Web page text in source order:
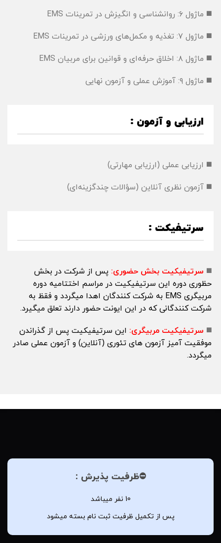
◼️ ماژول ۶: روانشناسی و انگیزش در تمرینات EMS
◼️ ماژول ۷: تغذیه و مکمل‌های ورزشی در تمرینات EMS
◼️ ماژول ۸: اخلاق حرفه‌ای و قوانین برای مربیان EMS
◼️ ماژول ۹: آموزش عملی و آزمون نهایی
ارزیابی و آزمون :
◼️ ارزیابی عملی (ارزیابی مهارتی)
◼️ آزمون نظری آنلاین (سؤالات چندگزینه‌ای)
سرتیفیکت :
◼️ سرتیفیکیت بخش حضوری: پس از شرکت در بخش
حظوری دوره این سرتیفیکیت در مراسم اختتامیه دوره
مربیگری EMS به شرکت کنندگان اهدا میگردد و فقظ به
شرکت کنندگانی که در این ایونت حضور دارند تعلق میگیرد.
◼️ سرتیفیکیت مربیگری: این سرتیفیکیت پس از گذراندن
موفقیت آمیز آزمون های تئوری (آنلاین) و آزمون عملی صادر
میگردد.
⛔ظرفیت پذیرش :
10 نفر میباشد
پس از تکمیل ظرفیت ثبت نام بسته میشود